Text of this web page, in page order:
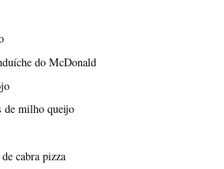
do McDonald
de milho queijo
cabra pizza